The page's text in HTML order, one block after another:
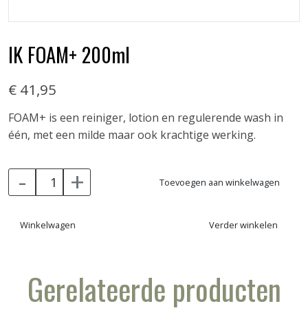
IK FOAM+ 200ml
€ 41,95
FOAM+ is een reiniger, lotion en regulerende wash in
één, met een milde maar ook krachtige werking.
- + Toevoegen aan winkelwagen
Winkelwagen Verder winkelen
Gerelateerde producten